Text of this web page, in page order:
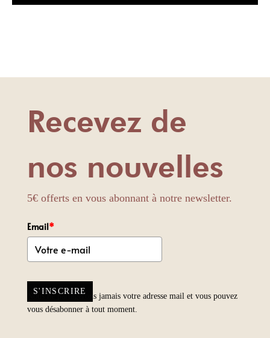
Recevez de
nos nouvelles
5€ offerts en vous abonnant à notre newsletter.
Email*
S'INSCRIRE
Nous ne partagerons jamais votre adresse mail et vous pouvez
vous désabonner à tout moment.